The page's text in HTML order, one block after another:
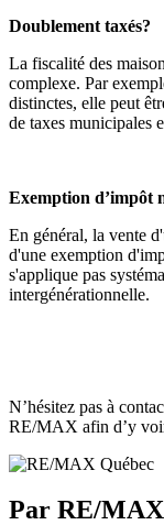
Doublement taxés?
La fiscalité des
complexe. Par
distinctes, elle peut
de taxes municipales
Exemption d’impôt
En général, la vente
d'une exemption
s'applique pas
intergénérationnelle.
N’hésitez pas à
RE/MAX afin d’y
Par RE/MAX